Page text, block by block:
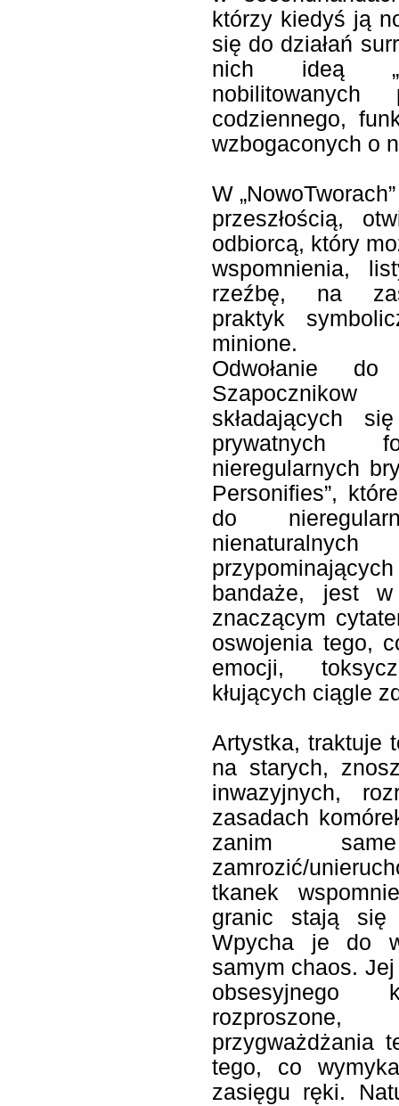
którzy kiedyś ją
się do działań
nich ideą
codziennego,
wzbogaconych o
W
przeszłością,
odbiorcą, który
wspomnienia,
rzeźbę, na
praktyk
minione.
Odwołanie
składających
prywatnych
nieregularnych
Personifies”,
do
bandaże, jest
znaczącym
oswojenia tego,
emocji,
kłujących ciągle
Artystka, traktuje
na starych,
inwazyjnych,
zasadach
zanim
zamrozić/
tkanek
granic stają się
Wpycha je do
samym chaos.
obsesyjnego
rozproszone,
przygważdżania
tego, co
zasięgu ręki.